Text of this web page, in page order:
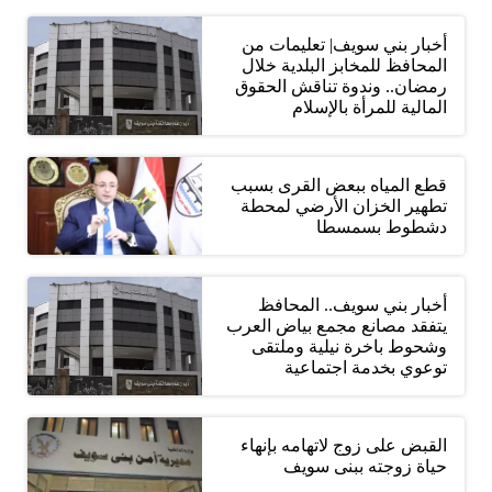
أخبار بني سويف| تعليمات من
المحافظ للمخابز البلدية خلال
رمضان.. وندوة تناقش الحقوق
المالية للمرأة بالإسلام
قطع المياه ببعض القرى بسبب
تطهير الخزان الأرضي لمحطة
دشطوط بسمسطا
أخبار بني سويف.. المحافظ
يتفقد مصانع مجمع بياض العرب
وشحوط باخرة نيلية وملتقى
توعوي بخدمة اجتماعية
القبض على زوج لاتهامه بإنهاء
حياة زوجته ببنى سويف